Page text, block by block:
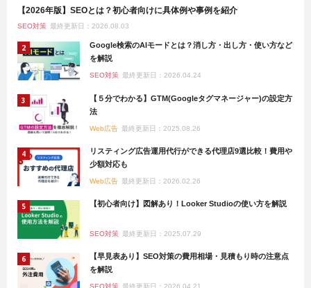
【2026年版】SEOとは？初心者向けに具体例や事例を紹介
SEO対策 最終更新日：2026.08.03
Google検索のAIモードとは？消し方・出し方・使い方など
を解説
SEO対策 最終更新日：2026.04.24
【５分でわかる】GTM(Googleタグマネージャー)の設定方
法
Web広告 最終更新日：2025.08.26
リスティング広告運用代行ができる代理店9選比較！費用や
少額対応も
Web広告 最終更新日：2026.02.26
【初心者向け】図解あり！Looker Studioの使い方を解説
SEO対策 最終更新日：2025.07.29
【早見表あり】SEO対策の費用相場・見積もり時の注意点
を解説